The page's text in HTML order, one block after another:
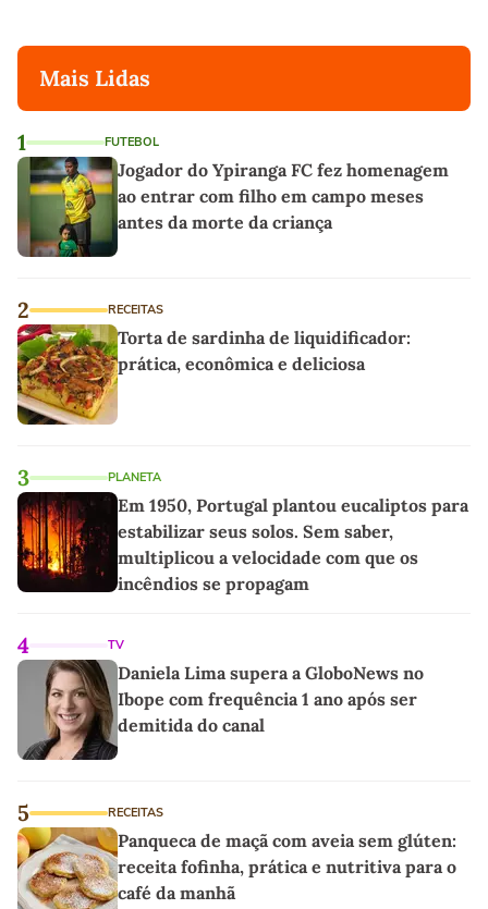
Mais Lidas
1 FUTEBOL
Jogador do Ypiranga FC fez homenagem
ao entrar com filho em campo meses
antes da morte da criança
2 RECEITAS
Torta de sardinha de liquidificador:
prática, econômica e deliciosa
3 PLANETA
Em 1950, Portugal plantou eucaliptos para
estabilizar seus solos. Sem saber,
multiplicou a velocidade com que os
incêndios se propagam
4 TV
Daniela Lima supera a GloboNews no
Ibope com frequência 1 ano após ser
demitida do canal
5 RECEITAS
Panqueca de maçã com aveia sem glúten:
receita fofinha, prática e nutritiva para o
café da manhã